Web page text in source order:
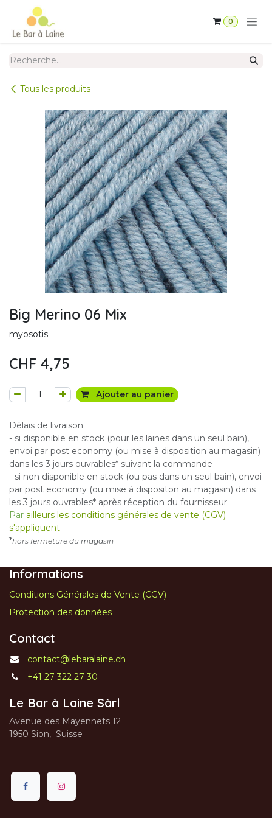
Se rendre au contenu
0
Tous les produits
Big Merino 06 Mix
myosotis
CHF 4,75
Ajouter au panier
Délais de livraison
- si disponible en stock (pour les laines dans un seul bain),
envoi par post economy (ou mise à disposition au magasin)
dans les 3 jours ouvrables* suivant la commande
- si non disponible en stock (ou pas dans un seul bain), envoi
par post economy (ou mise à dispositon au magasin) dans
les 3 jours ouvrables* après réception du fournisseur
Par ailleurs les conditions générales de vente (CGV)
s'appliquent
*hors fermeture du magasin
Informations
Conditions Générales de Vente (CGV)
Protection des données
Contact
contact@lebaralaine.ch
+41 27 322 27 30
Le Bar à Laine Sàrl
Avenue des Mayennets 12
1950 Sion, Suisse